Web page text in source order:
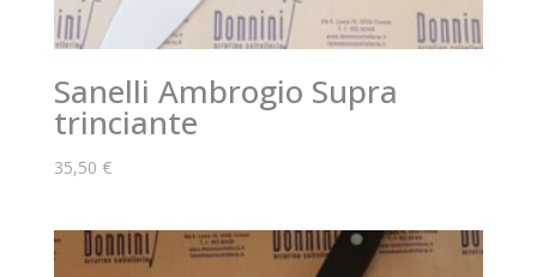
Sanelli Ambrogio Supra
trinciante
35,50 €